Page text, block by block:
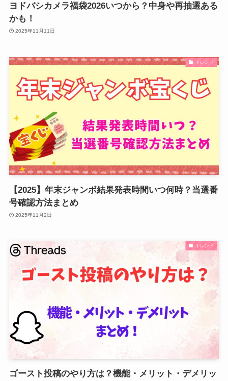
ヨドバシカメラ福袋2026いつから？中身や再抽選ある
かも！
2025年11月11日
トレンド
【2025】年末ジャンボ結果発表時間いつ何時？当選番
号確認方法まとめ
2025年11月2日
トレンド
ゴースト投稿のやり方は？機能・メリット・デメリッ